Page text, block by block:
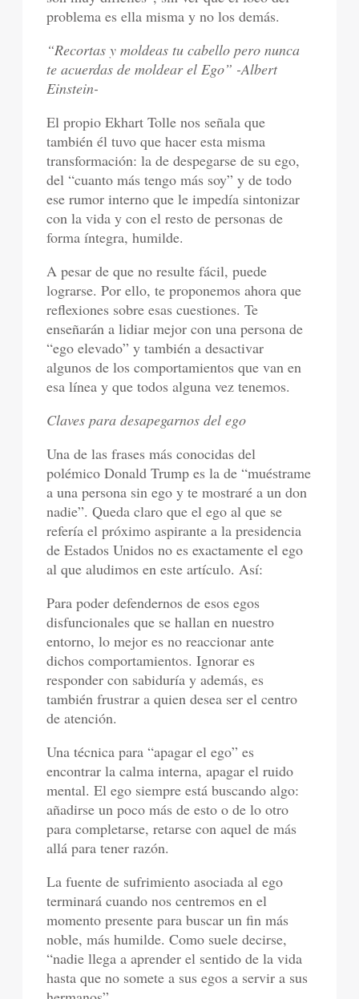
problema es ella misma y no los demás.
“Recortas y moldeas tu cabello pero nunca
te acuerdas de moldear el Ego” -Albert
Einstein-
El propio Ekhart Tolle nos señala que
también él tuvo que hacer esta misma
transformación: la de despegarse de su ego,
del “cuanto más tengo más soy” y de todo
ese rumor interno que le impedía sintonizar
con la vida y con el resto de personas de
forma íntegra, humilde.
A pesar de que no resulte fácil, puede
lograrse. Por ello, te proponemos ahora que
reflexiones sobre esas cuestiones. Te
enseñarán a lidiar mejor con una persona de
“ego elevado” y también a desactivar
algunos de los comportamientos que van en
esa línea y que todos alguna vez tenemos.
Claves para desapegarnos del ego
Una de las frases más conocidas del
polémico Donald Trump es la de “muéstrame
a una persona sin ego y te mostraré a un don
nadie”. Queda claro que el ego al que se
refería el próximo aspirante a la presidencia
de Estados Unidos no es exactamente el ego
al que aludimos en este artículo. Así:
Para poder defendernos de esos egos
disfuncionales que se hallan en nuestro
entorno, lo mejor es no reaccionar ante
dichos comportamientos. Ignorar es
responder con sabiduría y además, es
también frustrar a quien desea ser el centro
de atención.
Una técnica para “apagar el ego” es
encontrar la calma interna, apagar el ruido
mental. El ego siempre está buscando algo:
añadirse un poco más de esto o de lo otro
para completarse, retarse con aquel de más
allá para tener razón.
La fuente de sufrimiento asociada al ego
terminará cuando nos centremos en el
momento presente para buscar un fin más
noble, más humilde. Como suele decirse,
“nadie llega a aprender el sentido de la vida
hasta que no somete a sus egos a servir a sus